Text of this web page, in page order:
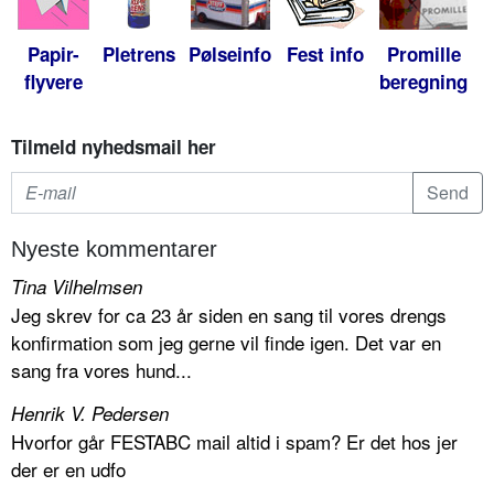
Papir-
flyvere
Pletrens Pølseinfo Fest info
Promille
beregning
Tilmeld nyhedsmail her
Nyeste kommentarer
Tina Vilhelmsen
Jeg skrev for ca 23 år siden en sang til vores drengs
konfirmation som jeg gerne vil finde igen. Det var en
sang fra vores hund...
Henrik V. Pedersen
Hvorfor går FESTABC mail altid i spam? Er det hos jer
der er en udfo